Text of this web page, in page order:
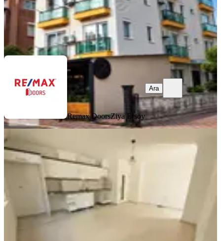
Remax DoorsZiya Ersoy
Remax DoorsZiya Ersoy
Ara
Kütükçü'de Geniş 2+1 Giriş Daire
Kepez, Kütükçü Mahallesi
2+1·80 m²·Düz Giriş (Zemin) 09.08.2026
17.000 ₺